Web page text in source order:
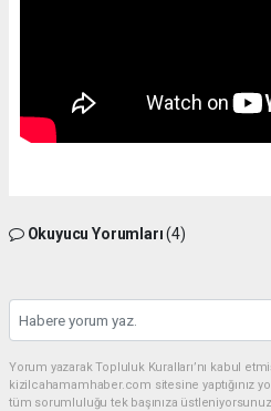
Okuyucu Yorumları(4)
Yorum yazarak Topluluk Kuralları’nı kabul
kizilcahamamhaber.com sitesine yaptığınız
tüm sorumluluğu tek başınıza